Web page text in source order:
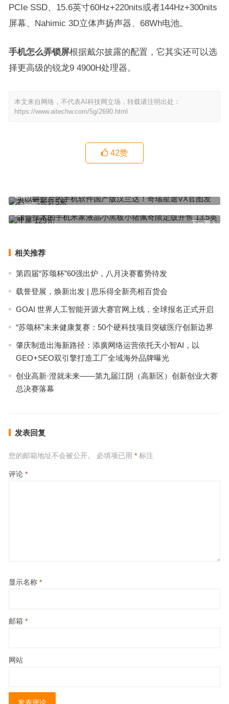
PCIe SSD、15.6英寸60Hz+220nits或者144Hz+300nits
屏幕、Nahimic 3D立体声扬声器、68Wh电池。
手机怎么弄锁屏根据戴尔披露的配置，它其实还可以选
择更高级的锐龙9 4900H处理器。
本文来自网络，不代表AI科技网立场，转载请注明出处：
https://www.aitechw.com/5g/2690.html
42赞
上一篇
近5米
下一篇
丽音技术的手机米家液晶小黑板小猪佩奇限定版开售 13.5英寸屏 129
元
相关推荐
第四届“苏颂杯”60强出炉，八月决赛蓄势待发
载誉登展，焕新出发 | 思乐得全新亮相百货会
GOAI 世界人工智能开源大赛官网上线，全球报名正式开启
“苏颂杯”未来健康复赛：50个硬科技项目突破医疗创新边界
肇庆制造出海新路径：添廣网络运营依托天小智AI，以
GEO+SEO双引擎打造工厂全域海外品牌曝光
创业高新·澄就未来——第九届江阴（高新区）创新创业大赛
总决赛落幕
发表回复
您的邮箱地址不会被公开。 必填项已用 *标注
评论 *
显示名称 *
邮箱 *
网站